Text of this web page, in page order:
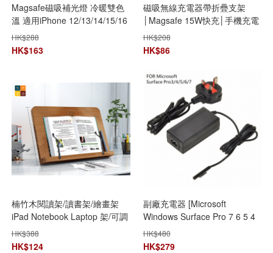
Magsafe磁吸補光燈 冷暖雙色
溫 適用iPhone 12/13/14/15/16
系列 手機便攜補光神器
HK$288
HK$163
磁吸無線充電器帶折疊支架
│Magsafe 15W快充│手機充電
│Apple Watch充電│AirPods充
電
HK$208
HK$86
楠竹木閱讀架/讀書架/繪畫架
iPad Notebook Laptop 架/可調
整角度
HK$388
HK$124
副廠充電器 [Microsoft
Windows Surface Pro 7 6 5 4
3 Go 2 Laptop]
HK$480
HK$279